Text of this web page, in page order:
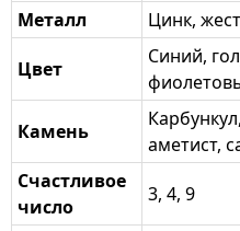
Металл
Цинк,
Цвет
Синий,
Камень
аметист,
Счастливое
число
3, 4, 9